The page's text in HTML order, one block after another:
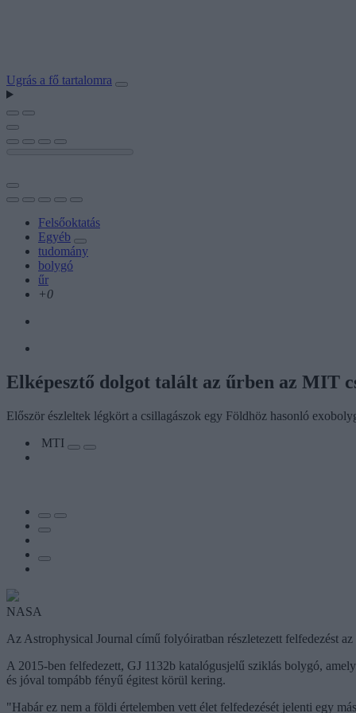
Ugrás a fő tartalomra
Felsőoktatás
Egyéb
tudomány
bolygó
űr
+0
Elképesztő dolgot talált az űrben az MIT
Először észleltek légkört a csillagászok egy Földhöz hasonló
MTI
NASA
Az Astrophysical Journal című folyóiratban részletezett felfedezést
A 2015-ben felfedezett, GJ 1132b katalógusjelű sziklás bolygó,
és jóval tompább fényű égitest körül kering.
"Habár ez nem a földi értelemben vett élet felfedezését jelenti egy